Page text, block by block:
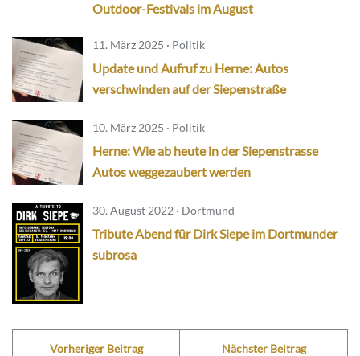
Outdoor-Festivals im August
11. März 2025 · Politik
Update und Aufruf zu Herne: Autos
verschwinden auf der Siepenstraße
10. März 2025 · Politik
Herne: Wie ab heute in der Siepenstrasse
Autos weggezaubert werden
30. August 2022 · Dortmund
Tribute Abend für Dirk Siepe im Dortmunder
subrosa
Vorheriger Beitrag Nächster Beitrag